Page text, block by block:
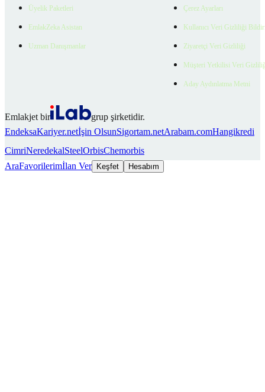
Üyelik Paketleri
EmlakZeka Asistan
Uzman Danışmanlar
Çerez Ayarları
Kullanıcı Veri Gizliliği
Ziyaretçi Veri Gizliliği
Müşteri Yetkilisi Veri
Aday Aydınlatma Metni
Emlakjet bir
grup şirketidir.
EndeksaKariyer.netİşin OlsunSigortam.netArabam.comHangikredi
CimriNeredekalSteelOrbisChemorbis
AraFavorilerimİlan Ver Keşfet Hesabım